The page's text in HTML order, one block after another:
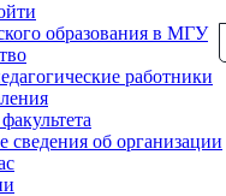
образования в МГУ
работники
сведения об организации